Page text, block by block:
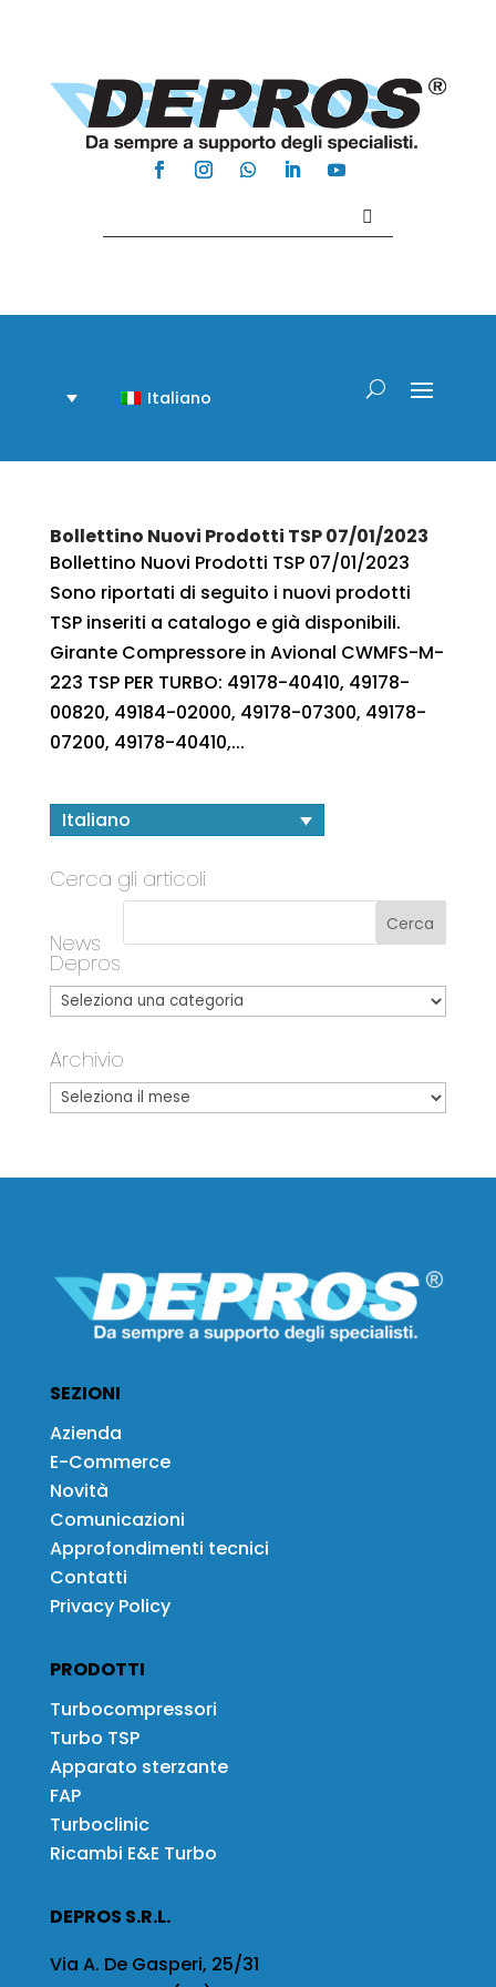
Italiano
Bollettino Nuovi Prodotti TSP 07/01/2023
Bollettino Nuovi Prodotti TSP 07/01/2023
Sono riportati di seguito i nuovi prodotti
TSP inseriti a catalogo e già disponibili.
Girante Compressore in Avional CWMFS-M-
223 TSP PER TURBO: 49178-40410, 49178-
00820, 49184-02000, 49178-07300, 49178-
07200, 49178-40410,...
Italiano
Cerca gli articoli
News
Depros
Archivio
SEZIONI
Azienda
E-Commerce
Novità
Comunicazioni
Approfondimenti tecnici
Contatti
Privacy Policy
PRODOTTI
Turbocompressori
Turbo TSP
Apparato sterzante
FAP
Turboclinic
Ricambi E&E Turbo
DEPROS S.R.L.
Via A. De Gasperi, 25/31